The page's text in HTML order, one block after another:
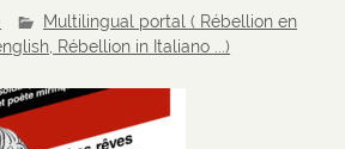
Multilingual portal ( Rébellion en
Rébellion in Italiano ...)